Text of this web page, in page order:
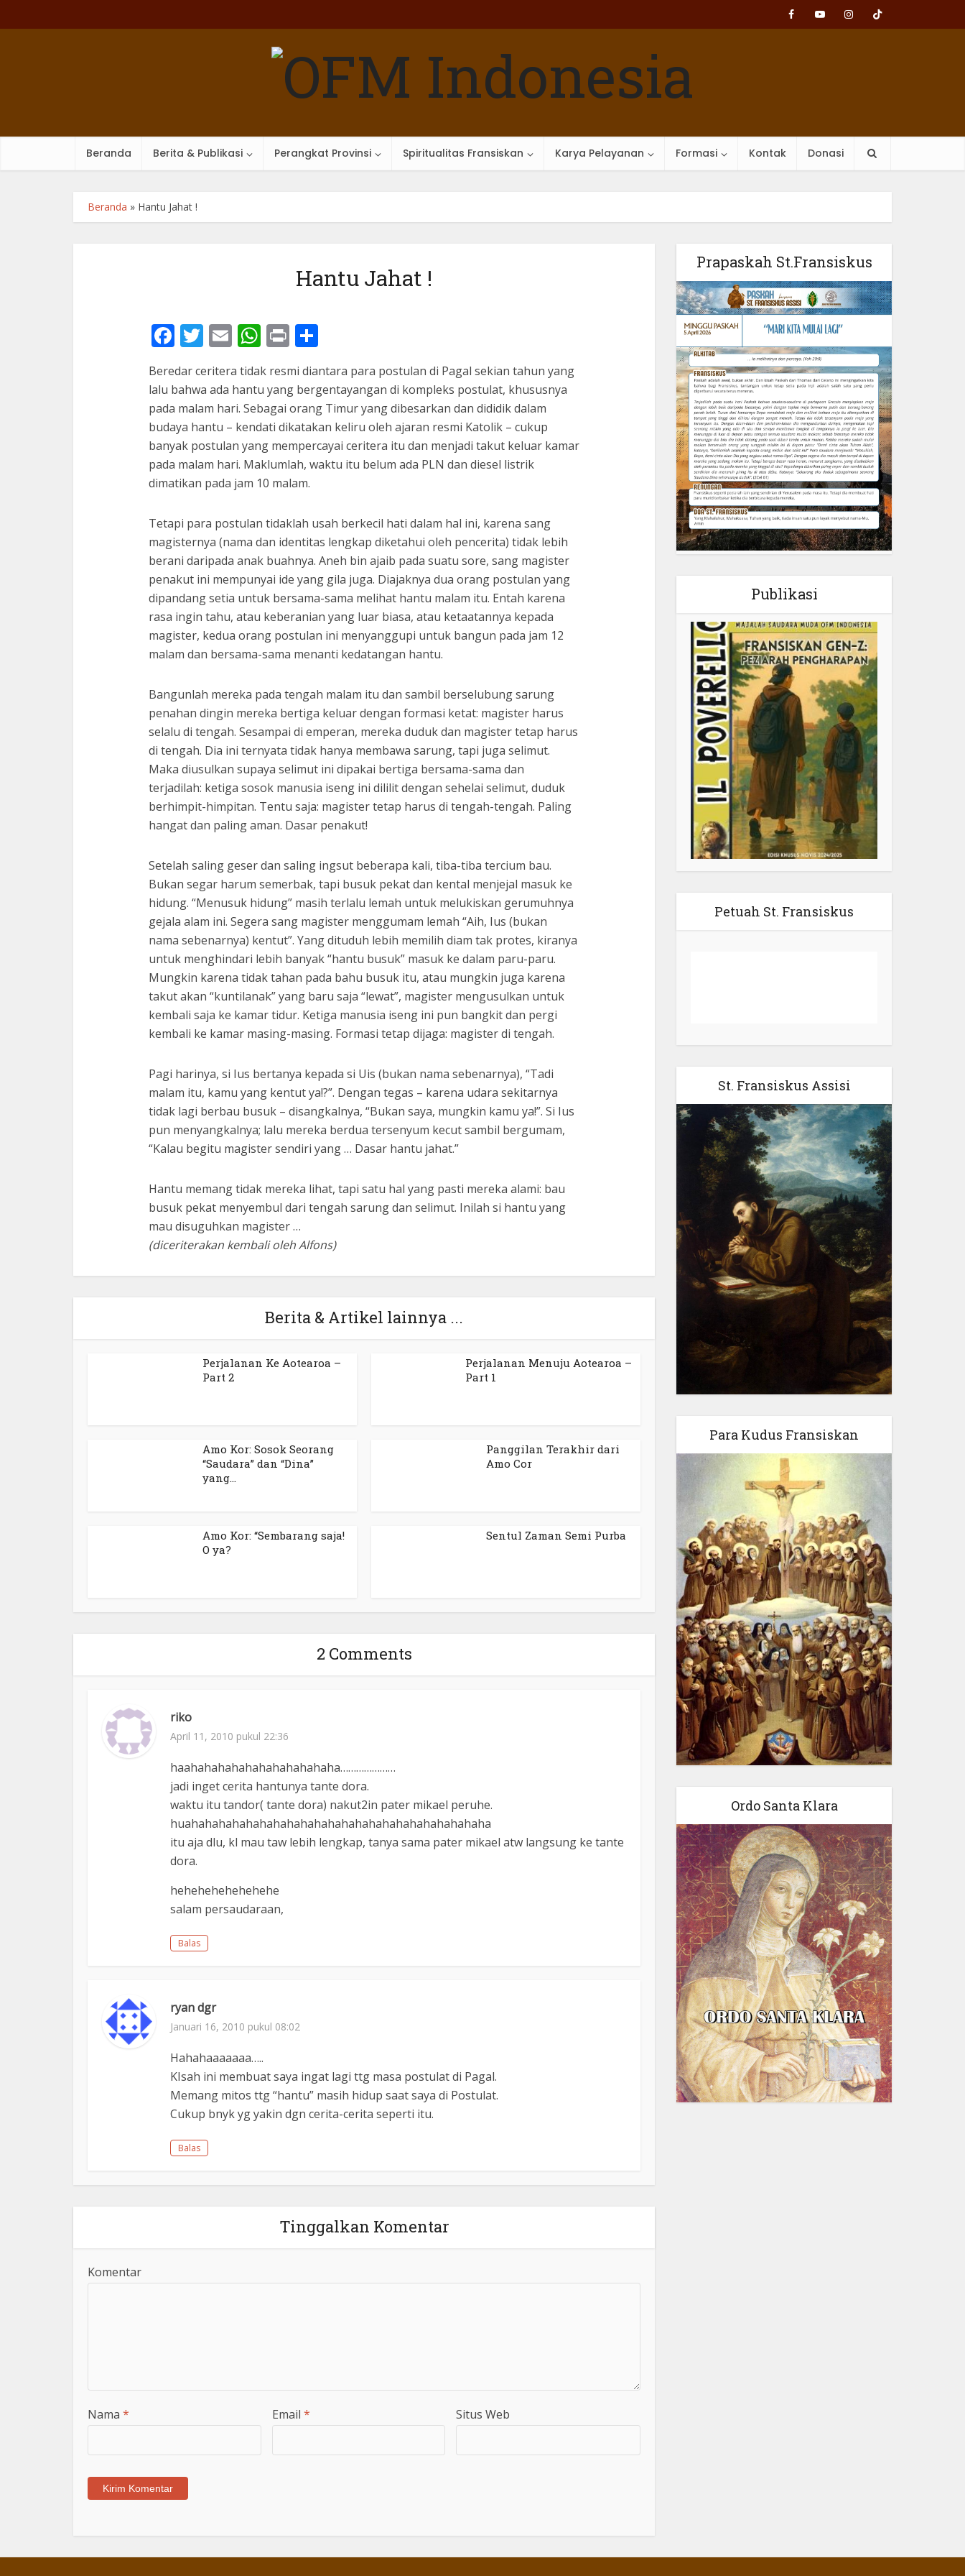
Beranda Berita & Publikasi Perangkat Provinsi Spiritualitas Fransiskan Karya Pelayanan Formasi Kontak Donasi
Beranda » Hantu Jahat !
Hantu Jahat !
Facebook
Twitter
EmailWhatsApp
Print
Beredar ceritera tidak resmi diantara para postulan di Pagal sekian tahun yang
lalu bahwa ada hantu yang bergentayangan di kompleks postulat, khususnya
pada malam hari. Sebagai orang Timur yang dibesarkan dan dididik dalam
budaya hantu – kendati dikatakan keliru oleh ajaran resmi Katolik – cukup
banyak postulan yang mempercayai ceritera itu dan menjadi takut keluar kamar
pada malam hari. Maklumlah, waktu itu belum ada PLN dan diesel listrik
dimatikan pada jam 10 malam.
Tetapi para postulan tidaklah usah berkecil hati dalam hal ini, karena sang
magisternya (nama dan identitas lengkap diketahui oleh pencerita) tidak lebih
berani daripada anak buahnya. Aneh bin ajaib pada suatu sore, sang magister
penakut ini mempunyai ide yang gila juga. Diajaknya dua orang postulan yang
dipandang setia untuk bersama-sama melihat hantu malam itu. Entah karena
rasa ingin tahu, atau keberanian yang luar biasa, atau ketaatannya kepada
magister, kedua orang postulan ini menyanggupi untuk bangun pada jam 12
malam dan bersama-sama menanti kedatangan hantu.
Bangunlah mereka pada tengah malam itu dan sambil berselubung sarung
penahan dingin mereka bertiga keluar dengan formasi ketat: magister harus
selalu di tengah. Sesampai di emperan, mereka duduk dan magister tetap harus
di tengah. Dia ini ternyata tidak hanya membawa sarung, tapi juga selimut.
Maka diusulkan supaya selimut ini dipakai bertiga bersama-sama dan
terjadilah: ketiga sosok manusia iseng ini dililit dengan sehelai selimut, duduk
berhimpit-himpitan. Tentu saja: magister tetap harus di tengah-tengah. Paling
hangat dan paling aman. Dasar penakut!
Setelah saling geser dan saling ingsut beberapa kali, tiba-tiba tercium bau.
Bukan segar harum semerbak, tapi busuk pekat dan kental menjejal masuk ke
hidung. “Menusuk hidung” masih terlalu lemah untuk melukiskan gerumuhnya
gejala alam ini. Segera sang magister menggumam lemah “Aih, Ius (bukan
nama sebenarnya) kentut”. Yang dituduh lebih memilih diam tak protes, kiranya
untuk menghindari lebih banyak “hantu busuk” masuk ke dalam paru-paru.
Mungkin karena tidak tahan pada bahu busuk itu, atau mungkin juga karena
takut akan “kuntilanak” yang baru saja “lewat”, magister mengusulkan untuk
kembali saja ke kamar tidur. Ketiga manusia iseng ini pun bangkit dan pergi
kembali ke kamar masing-masing. Formasi tetap dijaga: magister di tengah.
Pagi harinya, si Ius bertanya kepada si Uis (bukan nama sebenarnya), “Tadi
malam itu, kamu yang kentut ya!?”. Dengan tegas – karena udara sekitarnya
tidak lagi berbau busuk – disangkalnya, “Bukan saya, mungkin kamu ya!”. Si Ius
pun menyangkalnya; lalu mereka berdua tersenyum kecut sambil bergumam,
“Kalau begitu magister sendiri yang … Dasar hantu jahat.”
Hantu memang tidak mereka lihat, tapi satu hal yang pasti mereka alami: bau
busuk pekat menyembul dari tengah sarung dan selimut. Inilah si hantu yang
mau disuguhkan magister …
(diceriterakan kembali oleh Alfons)
Berita & Artikel lainnya ...
Perjalanan Ke Aotearoa –
Part 2
Perjalanan Menuju Aotearoa –
Part 1
Amo Kor: Sosok Seorang
“Saudara” dan “Dina”
yang...
Panggilan Terakhir dari
Amo Cor
Amo Kor: “Sembarang saja!
O ya?
Sentul Zaman Semi Purba
2 Comments
riko
April 11, 2010 pukul 22:36
haahahahahahahahahahahaha…………………
jadi inget cerita hantunya tante dora.
waktu itu tandor( tante dora) nakut2in pater mikael peruhe.
huahahahahahahahahahahahahahahahahahahahahahaha
itu aja dlu, kl mau taw lebih lengkap, tanya sama pater mikael atw langsung ke tante
dora.
hehehehehehehehe
salam persaudaraan,
Balas
ryan dgr
Januari 16, 2010 pukul 08:02
Hahahaaaaaaa…..
KIsah ini membuat saya ingat lagi ttg masa postulat di Pagal.
Memang mitos ttg “hantu” masih hidup saat saya di Postulat.
Cukup bnyk yg yakin dgn cerita-cerita seperti itu.
Balas
Tinggalkan Komentar
Komentar
Nama * Email * Situs Web
Prapaskah St.Fransiskus
Publikasi
Petuah St. Fransiskus
St. Fransiskus Assisi
Para Kudus Fransiskan
Ordo Santa Klara